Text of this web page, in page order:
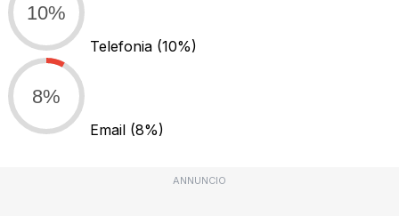
10%
Telefonia (10%)
8%
Email (8%)
ANNUNCIO